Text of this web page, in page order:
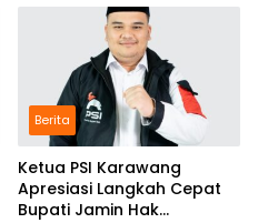
Berita
Ketua PSI Karawang
Apresiasi Langkah Cepat
Bupati Jamin Hak